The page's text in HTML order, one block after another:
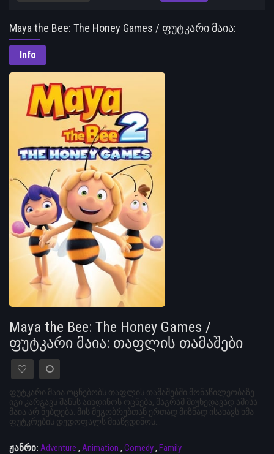
Maya the Bee: The Honey Games / ფუტკარი მაია:
თაფლის თამაშები
Info
Maya the Bee: The Honey Games /
ფუტკარი მაია: თაფლის თამაშები
ფუტკარი მაია ოცნებობს თაფლის თამაშებში მონაწილეობაზე.
იგი კარგავს შანსს აიხდინოს ოცნება, მაგრამ მიუხედავად ამისა
მაია არ ნებდება. მის მეგობრებთან ერთად მიზნად ისახავს ხმა
ფუტკრების დედოფალს მიაწვდინოს...
ჟანრი: Adventure , Animation , Comedy, Family